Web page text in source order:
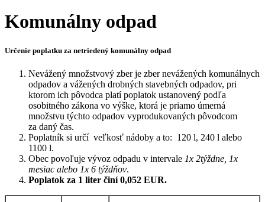
Komunálny odpad
Určenie poplatku za netriedený komunálny odpad
Nevážený množstvový zber je zber nevážených komunálnych
odpadov a vážených drobných stavebných odpadov, pri
ktorom ich pôvodca platí poplatok ustanovený podľa
osobitného zákona vo výške, ktorá je priamo úmerná
množstvu týchto odpadov vyprodukovaných pôvodcom
za daný čas.
Poplatník si určí veľkosť nádoby a to: 120 l, 240 l alebo
1100 l.
Obec povoľuje vývoz odpadu v intervale 1x 2týždne, 1x
mesiac alebo 1x 6 týždňov.
Poplatok za 1 liter činí 0,052 EUR.